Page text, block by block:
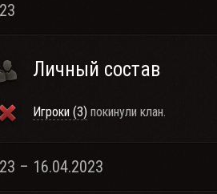
Личный состав
Игроки (3) покинули клан.
– 16.04.2023